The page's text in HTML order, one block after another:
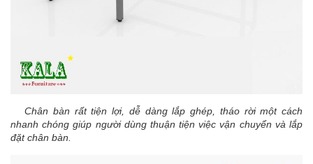
Chân bàn rất tiện lợi, dễ dàng lắp ghép, tháo rời một cách
nhanh chóng giúp người dùng thuận tiện việc vận chuyển và lắp
đặt chân bàn.​